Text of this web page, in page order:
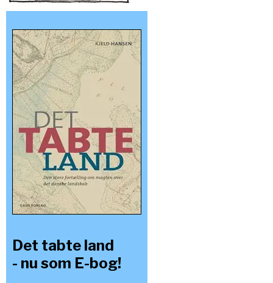
Det tabte land
- nu som E-bog!